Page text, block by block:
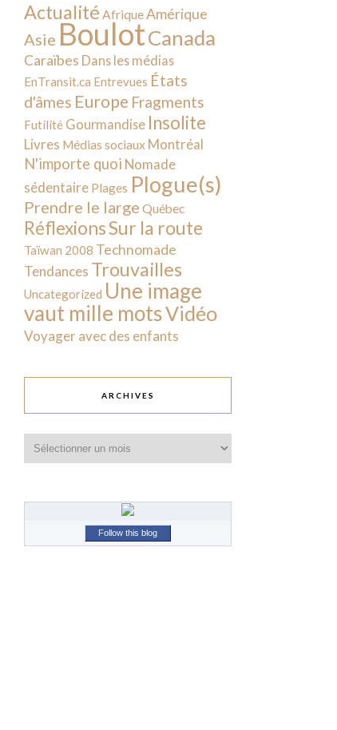
Actualité AfriqueAmérique
Asie BoulotCanada
Caraïbes Dans les médias
EnTransit.ca Entrevues États
d'âmes Europe Fragments
Futilité Gourmandise Insolite
Livres Médias sociaux Montréal
N'importe quoi Nomade
sédentaire Plages Plogue(s)
Prendre le large Québec
RéflexionsSur la route
Taïwan 2008 Technomade
Tendances Trouvailles
Uncategorized Une image
vaut mille motsVidéo
Voyager avec des enfants
ARCHIVES
Follow this blog